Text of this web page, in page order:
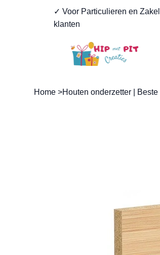
✓ Voor Particulieren en
klanten
Home >Houten onderzetter |